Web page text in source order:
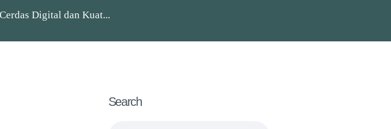
Digital dan Kuat...
Search